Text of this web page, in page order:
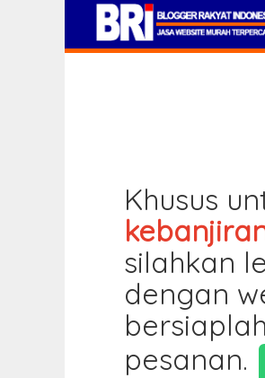
Khusus
silahkan
dengan
bersiaplah
pesanan.